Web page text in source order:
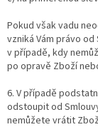
Pokud však vadu
vzniká Vám právo
v případě, kdy
po opravě Zboží
6. V případě
odstoupit od
nemůžete vrátit